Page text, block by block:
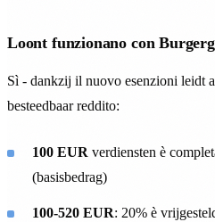
Loont funzionano con
Sì - dankzij il nuovo esenzioni leidt
besteedbaar reddito:
100 EUR verdiensten è
(basisbedrag)
100-520 EUR: 20% è